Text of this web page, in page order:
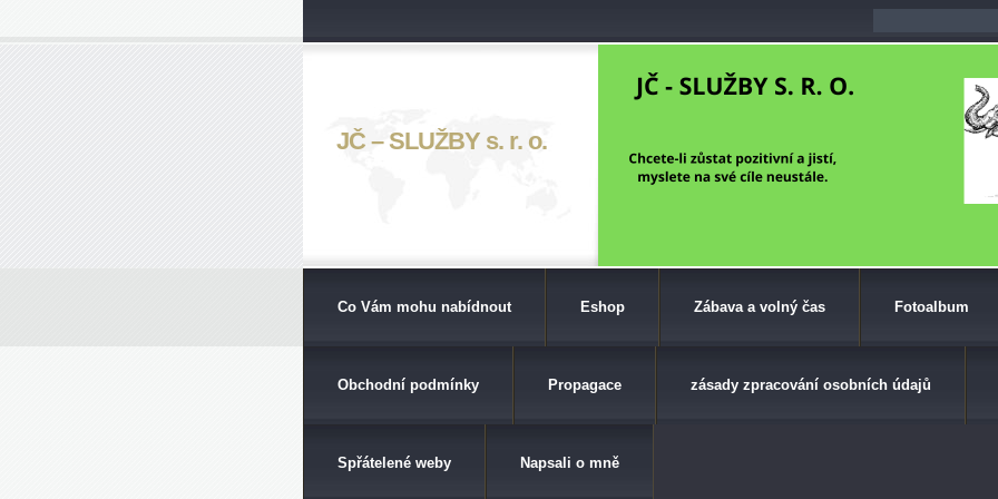
JČ – SLUŽBY s. r. o.
Co Vám mohu nabídnout Eshop Zábava a volný čas Fotoalbum
Obchodní podmínky Propagace zásady zpracování osobních údajů
Spřátelené weby Napsali o mně